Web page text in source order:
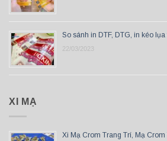
So sánh in DTF, DTG, in kéo
22/03/2023
XI MẠ
Xi Mạ Crom Trang Trí, Mạ